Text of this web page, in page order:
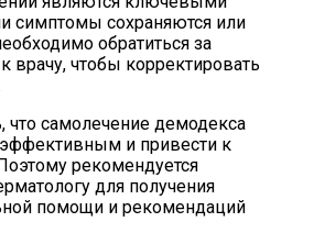
симптомы сохраняются или
обратиться за
врачу, чтобы корректировать
что самолечение демодекса
и привести к
рекомендуется
для получения
помощи и рекомендаций